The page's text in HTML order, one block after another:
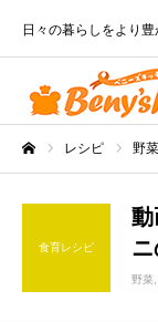
日々の暮らしをより豊
レシピ 野菜
食育レシピ
動
野菜